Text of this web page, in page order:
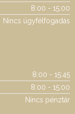
8:00 - 15:00
Nincs ügyfélfogadás
8:00 - 15:45
8:00 - 15:00
Nincs pénztár